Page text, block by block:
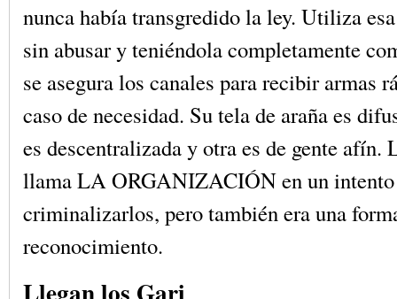
nunca había transgredido la ley. Utiliza
sin abusar y teniéndola completamente
se asegura los canales para recibir armas
caso de necesidad. Su tela de araña es
es descentralizada y otra es de gente afín.
llama LA ORGANIZACIÓN en un
criminalizarlos, pero también era una
reconocimiento.
Llegan los Gari